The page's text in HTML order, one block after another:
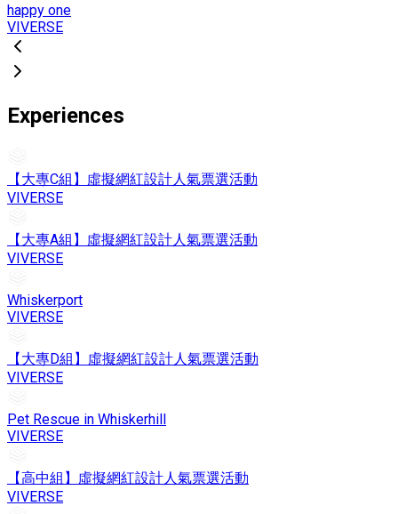
happy one
VIVERSE
Experiences
【大專C組】虛擬網紅設計人氣票選活動
VIVERSE
【大專A組】虛擬網紅設計人氣票選活動
VIVERSE
Whiskerport
VIVERSE
【大專D組】虛擬網紅設計人氣票選活動
VIVERSE
Pet Rescue in Whiskerhill
VIVERSE
【高中組】虛擬網紅設計人氣票選活動
VIVERSE